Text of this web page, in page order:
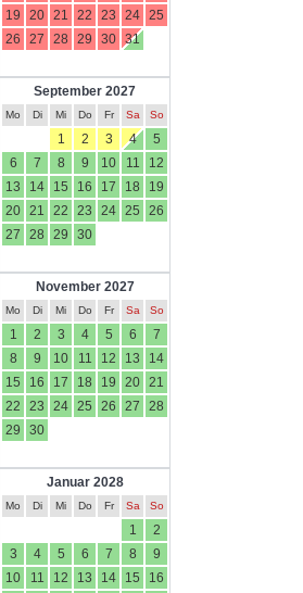
19
20 21 22 23 24 25
26
27 28 29 30 31
September 2027
Mo Di Mi Do Fr Sa So
1 2 3 4
5
6
7 8 9 10 11
12
13
14 15 16 17 18
19
20 21 22 23 24 25
26
27
28 29 30
November 2027
Mo Di Mi Do Fr Sa So
1 2 3 4 5 6
7
8
9 10 11 12 13
14
15
16 17 18 19 20 21
22
23 24 25 26 27
28
29
30
Januar 2028
Mo Di Mi Do Fr Sa So
1
2
3
4 5 6 7 8
9
10
11 12 13 14 15
16